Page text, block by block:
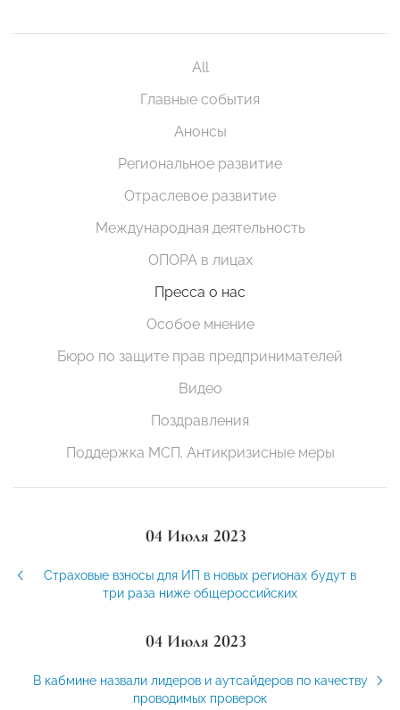
All
Главные события
Анонсы
Региональное развитие
Отраслевое развитие
Международная деятельность
ОПОРА в лицах
Пресса о нас
Особое мнение
Бюро по защите прав предпринимателей
Видео
Поздравления
Поддержка МСП. Антикризисные меры
04 Июля 2023
Страховые взносы для ИП в новых регионах будут в
три раза ниже общероссийских
04 Июля 2023
В кабмине назвали лидеров и аутсайдеров по качеству
проводимых проверок